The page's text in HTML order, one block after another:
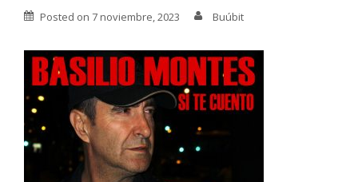
Posted on 7 noviembre, 2023 Buúbit